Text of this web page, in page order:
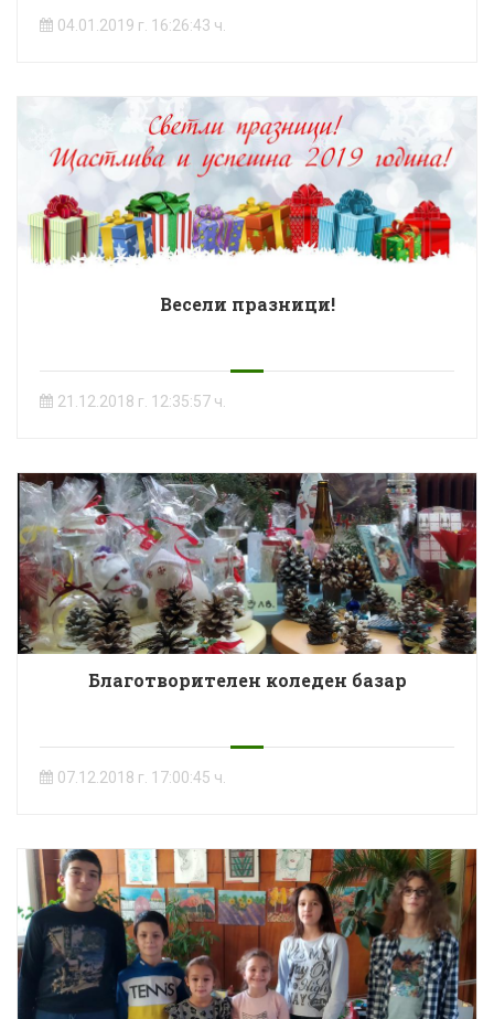
04.01.2019 г. 16:26:43 ч.
Весели празници!
21.12.2018 г. 12:35:57 ч.
Благотворителен коледен базар
07.12.2018 г. 17:00:45 ч.